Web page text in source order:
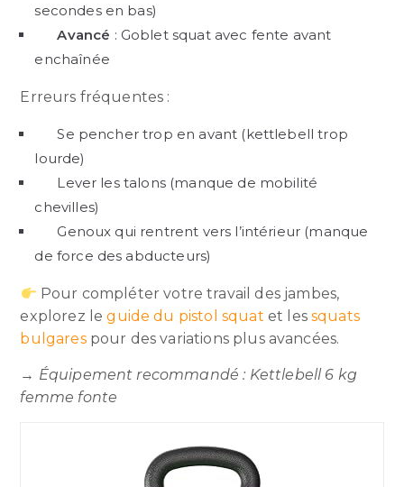
secondes en bas)
Avancé : Goblet squat avec fente avant
enchaînée
Erreurs fréquentes :
Se pencher trop en avant (kettlebell trop
lourde)
Lever les talons (manque de mobilité
chevilles)
Genoux qui rentrent vers l’intérieur (manque
de force des abducteurs)
Pour compléter votre travail des jambes,
explorez le guide du pistol squat et les squats
bulgarespour des variations plus avancées.
→ Équipement recommandé : Kettlebell 6 kg
femme fonte